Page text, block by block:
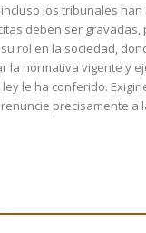
los tribunales
deben ser gravadas,
rol en la sociedad,
la normativa vigente y
le ha conferido.
precisamente a